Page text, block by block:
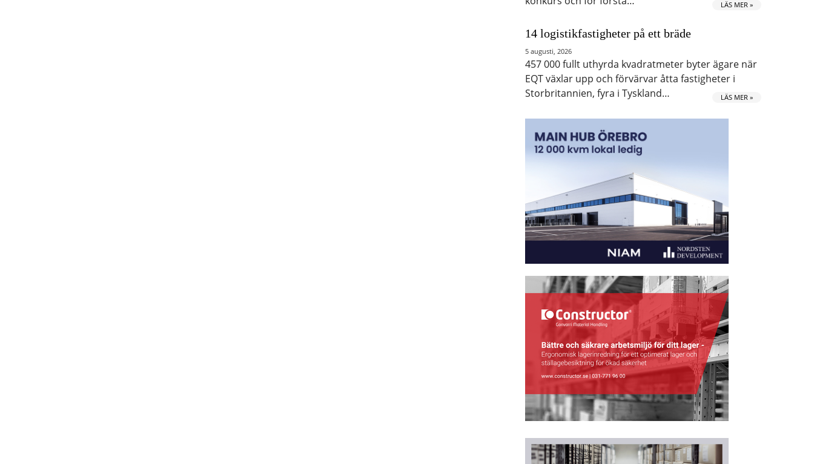
LÄS MER »
14 logistikfastigheter på ett bräde
5 augusti, 2026
457 000 fullt uthyrda kvadratmeter byter ägare när
EQT växlar upp och förvärvar åtta fastigheter i
Storbritannien, fyra i Tyskland…
LÄS MER »